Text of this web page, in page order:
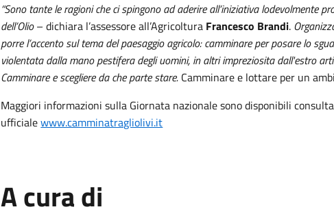
“Sono tante le ragioni che ci spingono ad aderire all’iniziativa lodevolmente
dell’Olio– dichiara l’assessore all’Agricoltura Francesco Brandi.
porre l’accento sul tema del paesaggio agricolo: camminare per posare lo
violentata dalla mano pestifera degli uomini, in altri impreziosita dall'estro
Camminare e scegliere da che parte stare. Camminare e lottare per un
Maggiori informazioni sulla Giornata nazionale sono disponibili
ufficialewww.camminatragliolivi.it
A cura di